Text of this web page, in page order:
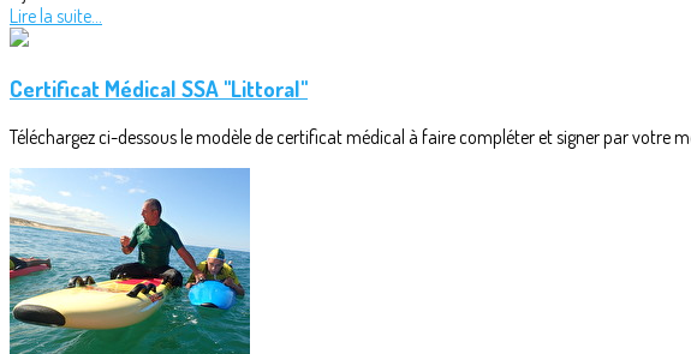
Lire la suite...
Certificat Médical SSA "Littoral"
Téléchargez ci-dessous le modèle de certificat médical à faire compléter et signer par votre